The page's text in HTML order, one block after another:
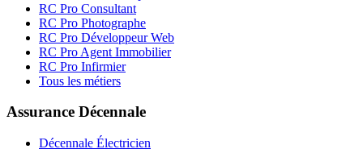
RC Pro Consultant
RC Pro Photographe
RC Pro Développeur Web
RC Pro Agent Immobilier
RC Pro Infirmier
Tous les métiers
Assurance Décennale
Décennale Électricien